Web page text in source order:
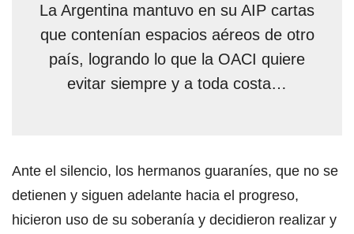
La Argentina mantuvo en su AIP cartas
que contenían espacios aéreos de otro
país, logrando lo que la OACI quiere
evitar siempre y a toda costa…
Ante el silencio, los hermanos guaraníes, que no se
detienen y siguen adelante hacia el progreso,
hicieron uso de su soberanía y decidieron realizar y